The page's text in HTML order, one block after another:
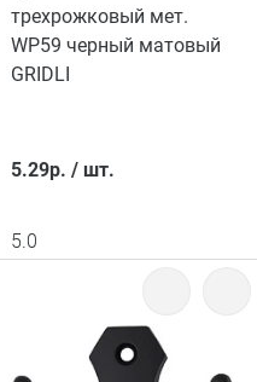
трехрожковый мет.
WP59 черный матовый
GRIDLI
5.29р. / шт.
5.0